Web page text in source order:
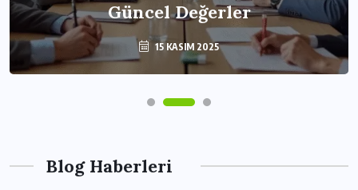
Güncel Değerler
15 KASIM 2025
Blog Haberleri